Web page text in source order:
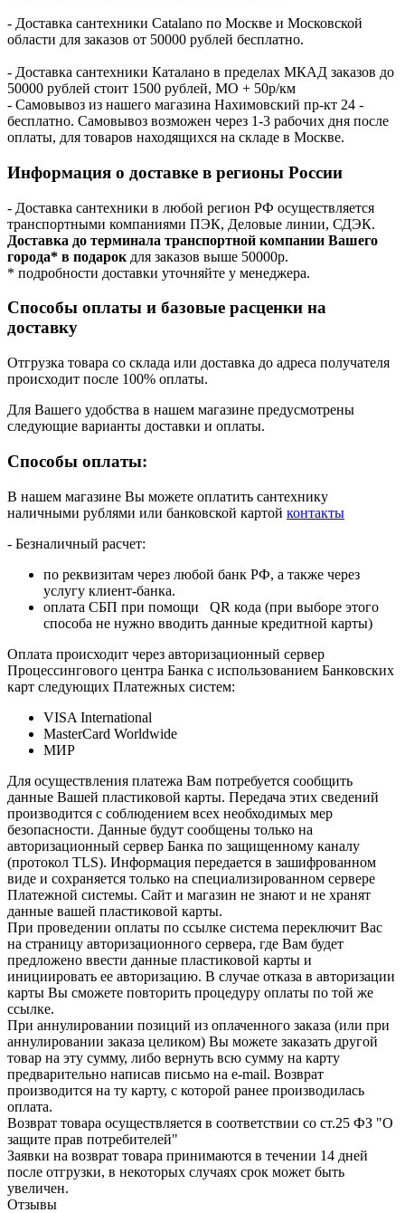
- Доставка сантехники Catalano по Москве и Московской
области для заказов от 50000 рублей бесплатно.
- Доставка сантехники Каталано в пределах МКАД заказов до
50000 рублей стоит 1500 рублей, МО + 50р/км
- Самовывоз из нашего магазина Нахимовский пр-кт 24 -
бесплатно. Самовывоз возможен через 1-3 рабочих дня после
оплаты, для товаров находящихся на складе в Москве.
Информация о доставке в регионы России
- Доставка сантехники в любой регион РФ осуществляется
транспортными компаниями ПЭК, Деловые линии, СДЭК.
Доставка до терминала транспортной компании Вашего
города* в подарок для заказов выше 50000р.
* подробности доставки уточняйте у менеджера.
Способы оплаты и базовые расценки на
доставку
Отгрузка товара со склада или доставка до адреса получателя
происходит после 100% оплаты.
Для Вашего удобства в нашем магазине предусмотрены
следующие варианты доставки и оплаты.
Способы оплаты:
В нашем магазине Вы можете оплатить сантехнику
наличными рублями или банковской картой контакты
- Безналичный расчет:
по реквизитам через любой банк РФ, а также через
услугу клиент-банка.
оплата СБП при помощи QR кода (при выборе этого
способа не нужно вводить данные кредитной карты)
Оплата происходит через авторизационный сервер
Процессингового центра Банка с использованием Банковских
карт следующих Платежных систем:
VISA International
MasterCard Worldwide
МИР
Для осуществления платежа Вам потребуется сообщить
данные Вашей пластиковой карты. Передача этих сведений
производится с соблюдением всех необходимых мер
безопасности. Данные будут сообщены только на
авторизационный сервер Банка по защищенному каналу
(протокол TLS). Информация передается в зашифрованном
виде и сохраняется только на специализированном сервере
Платежной системы. Сайт и магазин не знают и не хранят
данные вашей пластиковой карты.
При проведении оплаты по ссылке система переключит Вас
на страницу авторизационного сервера, где Вам будет
предложено ввести данные пластиковой карты и
инициировать ее авторизацию. В случае отказа в авторизации
карты Вы сможете повторить процедуру оплаты по той же
ссылке.
При аннулировании позиций из оплаченного заказа (или при
аннулировании заказа целиком) Вы можете заказать другой
товар на эту сумму, либо вернуть всю сумму на карту
предварительно написав письмо на e-mail. Возврат
производится на ту карту, с которой ранее производилась
оплата.
Возврат товара осуществляется в соответствии со ст.25 ФЗ "О
защите прав потребителей"
Заявки на возврат товара принимаются в течении 14 дней
после отгрузки, в некоторых случаях срок может быть
увеличен.
Отзывы